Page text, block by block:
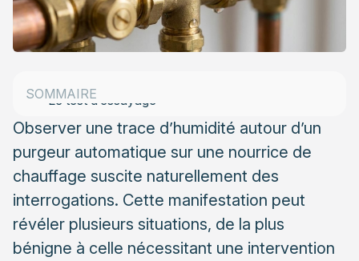
Observer une trace d’humidité autour d’un
purgeur automatique sur une nourrice de
chauffage suscite naturellement des
interrogations. Cette manifestation peut
révéler plusieurs situations, de la plus
bénigne à celle nécessitant une intervention
SOMMAIRE
La surpression dans le circuit
Le vase d’expansion défaillant
Le test d’essuyage
L’inspection de la corrosion
Les risques à long terme d’une fuite négligée
L’impact sur le rendement du système
Les conséquences sur la durée de vie
Quand faire appel à un chauffagiste qualifié